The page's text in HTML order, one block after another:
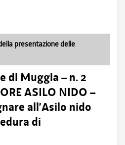
presentazione delle
di Muggia – n. 2
ASILO NIDO –
all’Asilo nido
di